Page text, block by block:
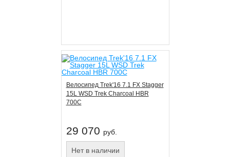
Велосипед Trek'16 7.1 FX Stagger
15L WSD Trek Charcoal HBR
700C
29 070 руб.
Нет в наличии